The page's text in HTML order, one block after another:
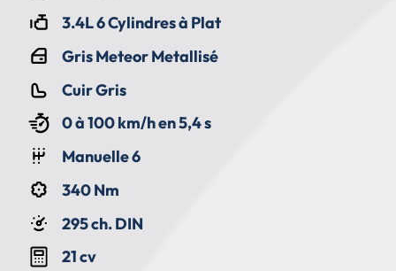
3.4L 6 Cylindres à Plat
Gris Meteor Metallisé
Cuir Gris
0 à 100 km/h en 5,4 s
Manuelle 6
340 Nm
295 ch. DIN
21 cv